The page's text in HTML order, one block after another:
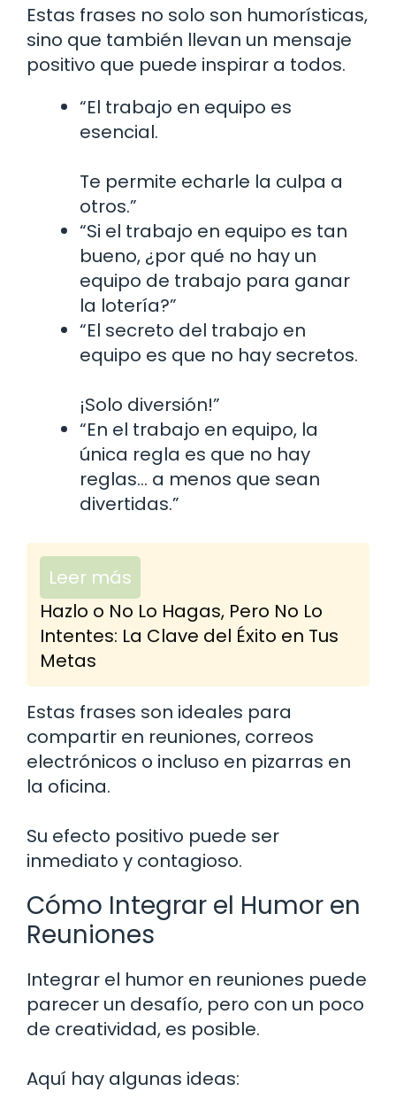
Estas frases no solo son humorísticas,
sino que también llevan un mensaje
positivo que puede inspirar a todos.
“El trabajo en equipo es
esencial.
Te permite echarle la culpa a
otros.”
“Si el trabajo en equipo es tan
bueno, ¿por qué no hay un
equipo de trabajo para ganar
la lotería?”
“El secreto del trabajo en
equipo es que no hay secretos.
¡Solo diversión!”
“En el trabajo en equipo, la
única regla es que no hay
reglas… a menos que sean
divertidas.”
Leer más
Hazlo o No Lo Hagas, Pero No Lo
Intentes: La Clave del Éxito en Tus
Metas
Estas frases son ideales para
compartir en reuniones, correos
electrónicos o incluso en pizarras en
la oficina.
Su efecto positivo puede ser
inmediato y contagioso.
Cómo Integrar el Humor en
Reuniones
Integrar el humor en reuniones puede
parecer un desafío, pero con un poco
de creatividad, es posible.
Aquí hay algunas ideas: